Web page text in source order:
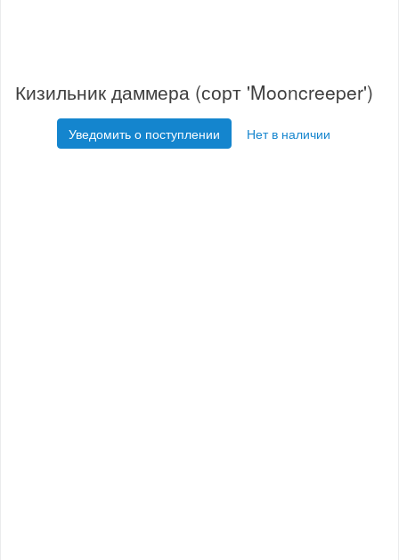
Кизильник даммера (сорт 'Mooncreeper')
Уведомить о поступлении Нет в наличии